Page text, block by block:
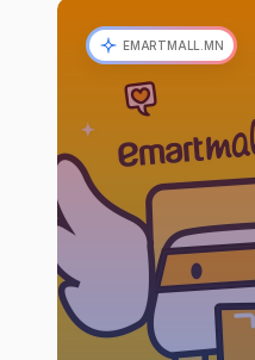
EMARTMALL.MN